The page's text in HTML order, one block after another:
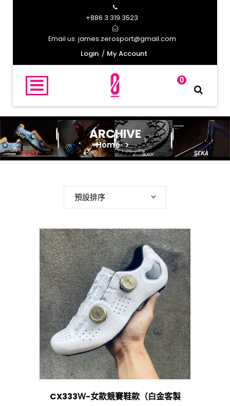
+886 3 319 3523
Email us: james.zerosport@gmail.com
Login
My Account
0
ARCHIVE
Home >
預設排序
CX333Ｗ-女款競賽鞋款（白金客製